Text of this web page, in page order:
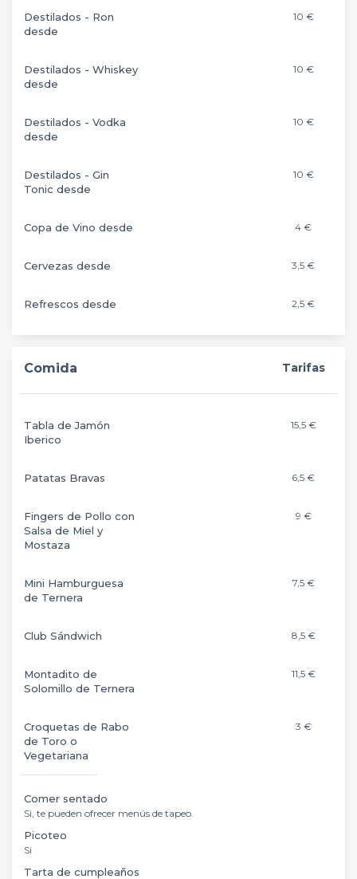
Destilados - Ron
desde
10 €
Destilados - Whiskey
desde
10 €
Destilados - Vodka
desde
10 €
Destilados - Gin
Tonic desde
10 €
Copa de Vino desde 4 €
Cervezas desde 3,5 €
Refrescos desde 2,5 €
Comida Tarifas
Tabla de Jamón
Iberico
15,5 €
Patatas Bravas 6,5 €
Fingers de Pollo con
Salsa de Miel y
Mostaza
9 €
Mini Hamburguesa
de Ternera
7,5 €
Club Sándwich 8,5 €
Montadito de
Solomillo de Ternera
11,5 €
Croquetas de Rabo
de Toro o
Vegetariana
3 €
Comer sentado
Si, te pueden ofrecer menús de tapeo.
Picoteo
Si
Tarta de cumpleaños